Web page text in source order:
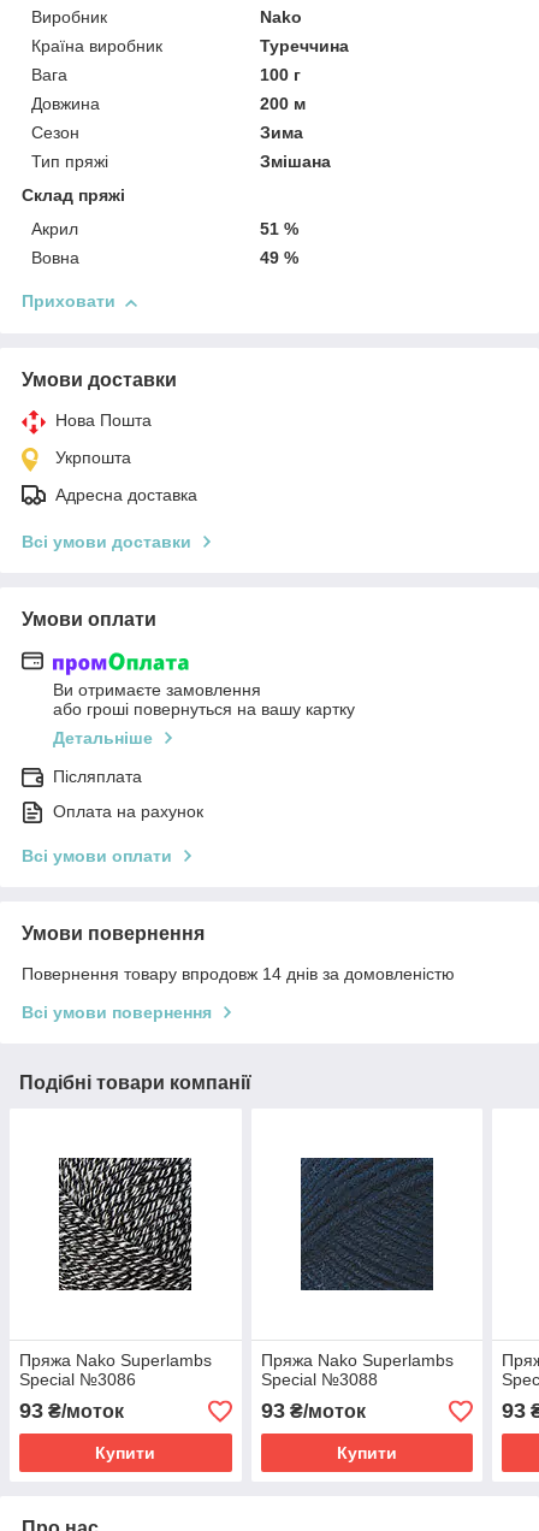
Виробник
Nako
Країна виробник
Туреччина
Вага
100 г
Довжина
200 м
Сезон
Зима
Тип пряжі
Змішана
Склад пряжі
Акрил
51 %
Вовна
49 %
Приховати
Умови доставки
Нова Пошта
Укрпошта
Адресна доставка
Всі умови доставки
Умови оплати
Ви отримаєте замовлення
або гроші повернуться на вашу картку
Детальніше
Післяплата
Оплата на рахунок
Всі умови оплати
Умови повернення
Повернення товару впродовж 14 днів за домовленістю
Всі умови повернення
Подібні товари компанії
Пряжа Nako Superlambs
Special №3086
93 ₴/моток
Купити
Пряжа Nako Superlambs
Special №3088
93₴/моток
Купити
93